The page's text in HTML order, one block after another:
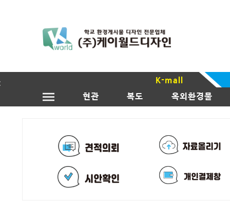
K-mall
현관
복도 옥외환경물